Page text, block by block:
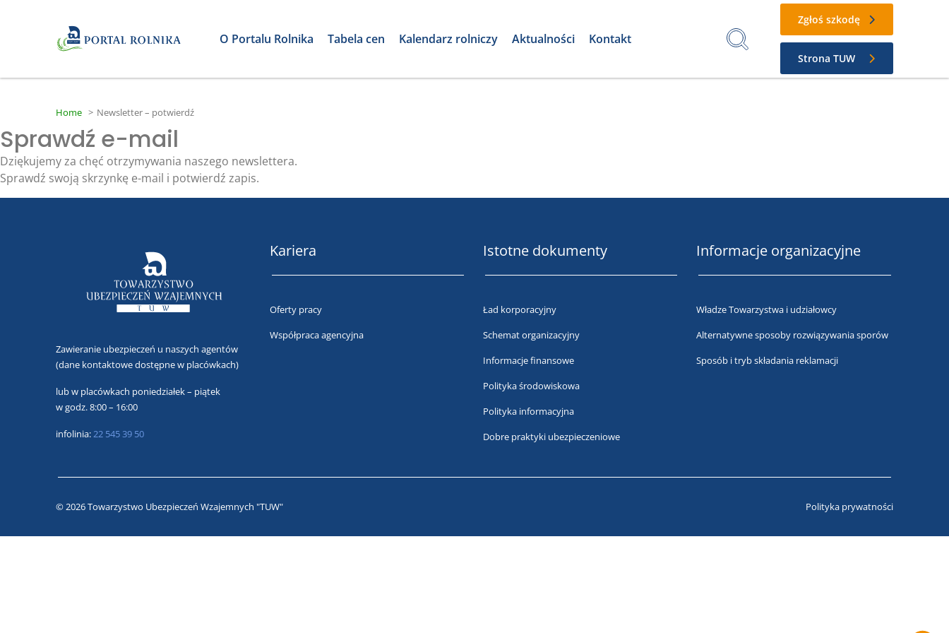
O Portalu Rolnika Tabela cen Kalendarz rolniczy Aktualności Kontakt
Zgłoś szkodę
Strona TUW
Home > Newsletter – potwierdź
Sprawdź e-mail
Dziękujemy za chęć otrzymywania naszego newslettera.
Sprawdź swoją skrzynkę e-mail i potwierdź zapis.
Zawieranie ubezpieczeń u naszych agentów
(dane kontaktowe dostępne w placówkach)
lubw placówkach poniedziałek – piątek
w godz. 8:00 – 16:00
infolinia:22 545 39 50
Kariera
Oferty pracy
Współpraca agencyjna
Istotne dokumenty
Ład korporacyjny
Schemat organizacyjny
Informacje finansowe
Polityka środowiskowa
Polityka informacyjna
Dobre praktyki ubezpieczeniowe
Informacje organizacyjne
Władze Towarzystwa i udziałowcy
Alternatywne sposoby rozwiązywania sporów
Sposób i tryb składania reklamacji
© 2026 Towarzystwo Ubezpieczeń Wzajemnych "TUW" Polityka prywatności